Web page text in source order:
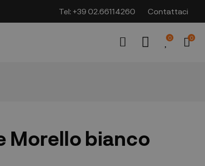
Tel: +39 02.66114260 Contattaci
0 0
Morello bianco